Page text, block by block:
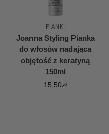
PIANKI
Joanna Styling Pianka
do włosów nadająca
objętość z keratyną
150ml
15,50zł